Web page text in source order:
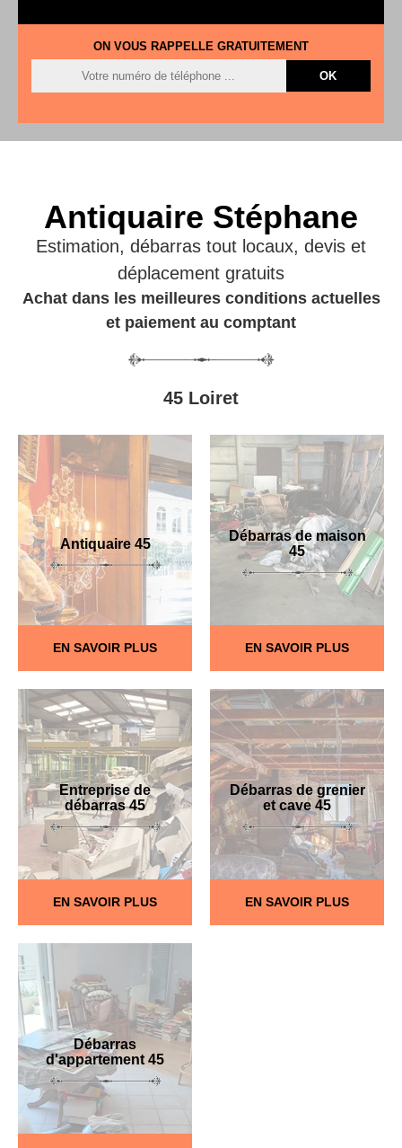
ON VOUS RAPPELLE GRATUITEMENT
Antiquaire Stéphane
Estimation, débarras tout locaux, devis et
déplacement gratuits
Achat dans les meilleures conditions actuelles
et paiement au comptant
45 Loiret
Antiquaire 45
EN SAVOIR PLUS
Débarras de maison
45
EN SAVOIR PLUS
Entreprise de
débarras 45
EN SAVOIR PLUS
Débarras de grenier
et cave 45
EN SAVOIR PLUS
Débarras
d'appartement 45